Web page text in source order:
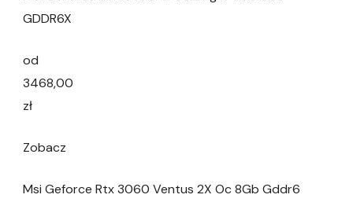
GDDR6X
od
3468,00
zł
Zobacz
Msi Geforce Rtx 3060 Ventus 2X Oc 8Gb Gddr6